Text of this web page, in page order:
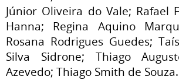
Júnior Oliveira do Vale; Rafael
Hanna; Regina Aquino
Rosana Rodrigues Guedes;
Silva Sidrone; Thiago
Azevedo; Thiago Smith de Souza.